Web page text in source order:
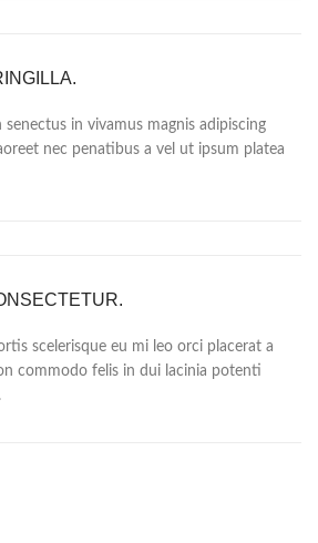
senectus in vivamus magnis adipiscing
nec penatibus a vel ut ipsum platea
scelerisque eu mi leo orci placerat a
commodo felis in dui lacinia potenti